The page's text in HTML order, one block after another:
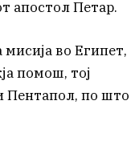
апостол Петар.
во Египет,
помош, тој
Пентапол, по што